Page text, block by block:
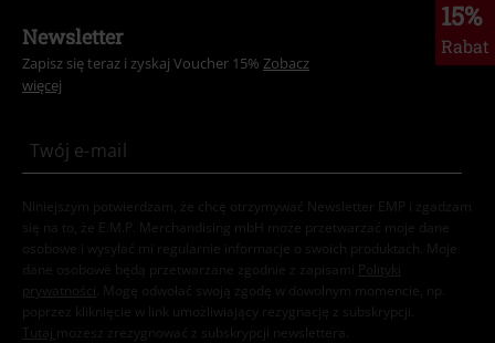
15%
Rabat
Newsletter
Zapisz się teraz i zyskaj Voucher 15% Zobacz
więcej
Niniejszym potwierdzam, że chcę otrzymywać Newsletter EMP i zgadzam
się na to, że E.M.P. Merchandising mbH może przetwarzać moje dane
osobowe i wysyłać mi regularnie informacje o swoich produktach. Moje
dane osobowe będą przetwarzane zgodnie z zapisami
Polityki
prywatności . Mogę odwołać swoją zgodę w dowolnym momencie, np.
poprzez kliknięcie w link umożliwiający rezygnację z subskrypcji.
Tutaj możesz zrezygnować z subskrypcji newslettera.